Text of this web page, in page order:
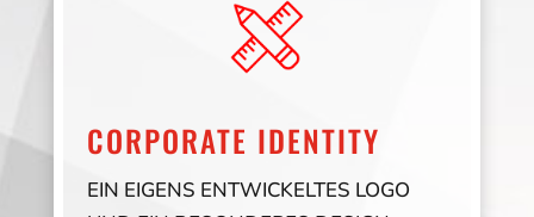
CORPORATE IDENTITY
EIN EIGENS ENTWICKELTES LOGO